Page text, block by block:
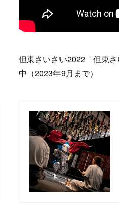
但東さいさい2022「但東
中（2023年9月まで）